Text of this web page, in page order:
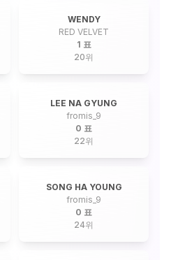
WENDY
RED VELVET
1 표
20위
LEE NA GYUNG
fromis_9
0 표
22위
SONG HA YOUNG
fromis_9
0 표
24위